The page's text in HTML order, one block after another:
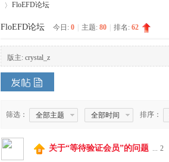
›
FloEFD论坛
FloEFD论坛 今日: 0 主题: 80 排名: 62
版主: crystal_z
筛选： 全部主题 全部时间 排序：
关于“等待验证会员”的问题 ... 2